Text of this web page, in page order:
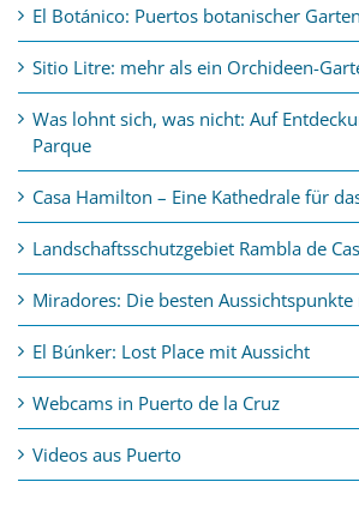
El Botánico: Puertos botanischer Garten
Sitio Litre: mehr als ein Orchideen-
Was lohnt sich, was nicht: Auf
Parque
Casa Hamilton – Eine Kathedrale für
Landschaftsschutzgebiet Rambla de
Miradores: Die besten
El Búnker: Lost Place mit Aussicht
Webcams in Puerto de la Cruz
Videos aus Puerto